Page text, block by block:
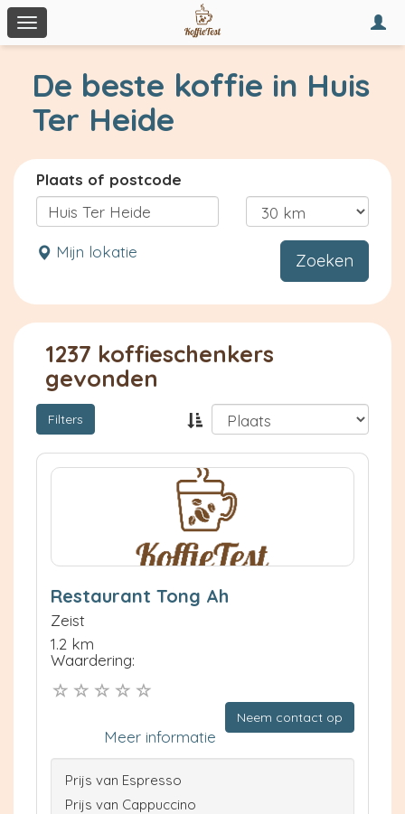
Toggle
navigation
De beste koffie in Huis
Ter Heide
Plaats of postcode
Mijn lokatie Zoeken
1237 koffieschenkers
gevonden
Filters
Restaurant Tong Ah
Zeist
1.2 km
Waardering:
Neem contact op
Meer informatie
Prijs van Espresso
Prijs van Cappuccino